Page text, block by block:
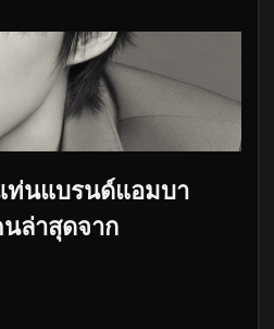
ท่นแบรนด์แอมบา
นล่าสุดจาก